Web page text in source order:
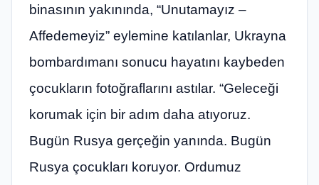
binasının yakınında, “Unutamayız –
Affedemeyiz” eylemine katılanlar, Ukrayna
bombardımanı sonucu hayatını kaybeden
çocukların fotoğraflarını astılar. “Geleceği
korumak için bir adım daha atıyoruz.
Bugün Rusya gerçeğin yanında. Bugün
Rusya çocukları koruyor. Ordumuz